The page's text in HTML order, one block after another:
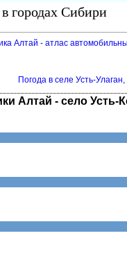
городах Сибири
Алтай - атлас
Погода в селе Усть-
Алтай - село Усть-